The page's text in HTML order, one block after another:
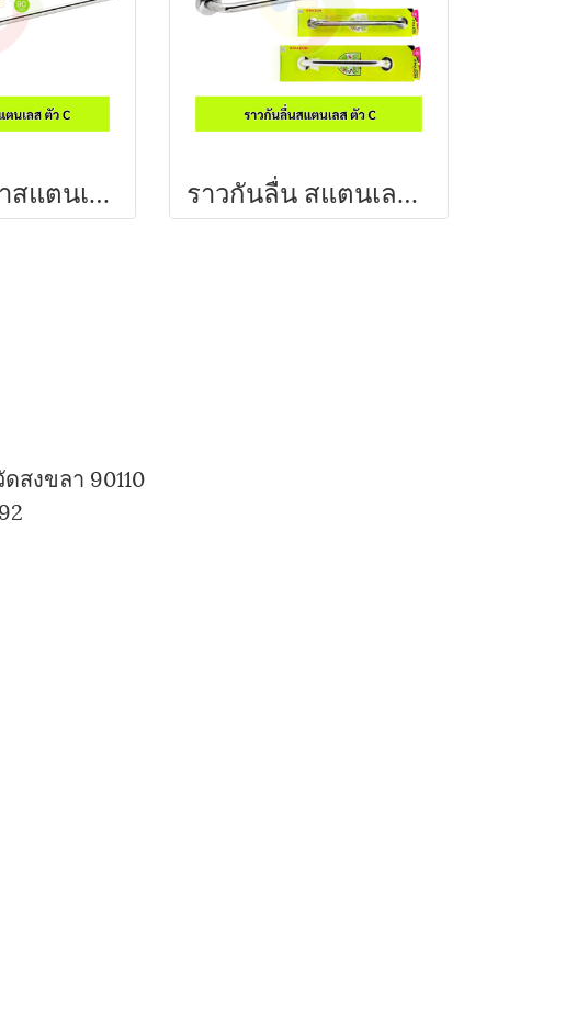
ราวแขวนผ้าสแตนเลส ตัว C A'MAZON ราวกันลื่น สแตนเลส ตัว C A'MAZON
สงขลา 90110